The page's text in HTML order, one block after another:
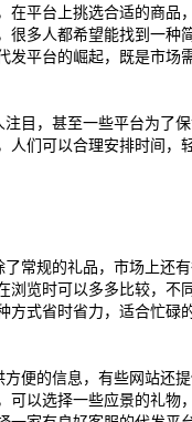
在平台上挑选合适的商品
很多人都希望能找到一种
发平台的崛起，既是市场
目，甚至一些平台为了
人们可以合理安排时间，
常规的礼品，市场上还
览时可以多多比较，不
方式省时省力，适合忙碌
便的信息，有些网站还
可以选择一些应景的礼物